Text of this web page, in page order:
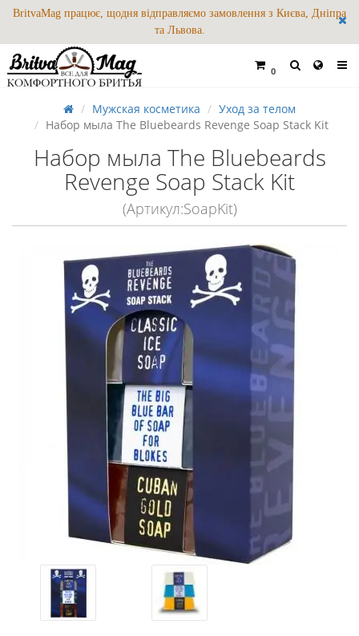
BritvaMag працює, щодня відправляємо замовлення з Києва, Дніпра
та Львова.
0
Мужская косметика
Уход за телом
Набор мыла The Bluebeards Revenge Soap Stack Kit
Набор мыла The Bluebeards
Revenge Soap Stack Kit
(Артикул:SoapKit)